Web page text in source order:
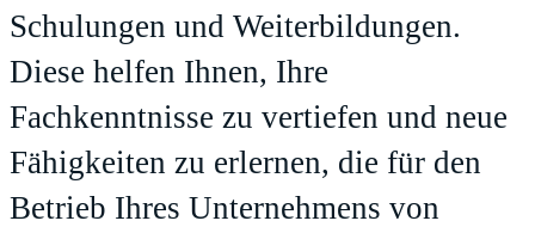
Schulungen und Weiterbildungen.
Diese helfen Ihnen, Ihre
Fachkenntnisse zu vertiefen und neue
Fähigkeiten zu erlernen, die für den
Betrieb Ihres Unternehmens von